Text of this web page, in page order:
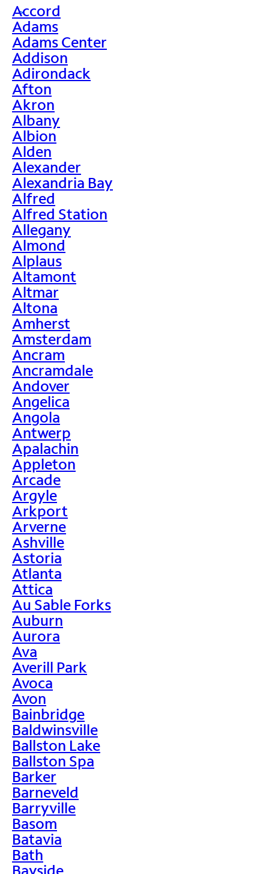
>
Accord
Adams
Adams Center
Addison
Adirondack
Afton
Akron
Albany
Albion
Alden
Alexander
Alexandria Bay
Alfred
Alfred Station
Allegany
Almond
Alplaus
Altamont
Altmar
Altona
Amherst
Amsterdam
Ancram
Ancramdale
Andover
Angelica
Angola
Antwerp
Apalachin
Appleton
Arcade
Argyle
Arkport
Arverne
Ashville
Astoria
Atlanta
Attica
Au Sable Forks
Auburn
Aurora
Ava
Averill Park
Avoca
Avon
Bainbridge
Baldwinsville
Ballston Lake
Ballston Spa
Barker
Barneveld
Barryville
Basom
Batavia
Bath
Bayside